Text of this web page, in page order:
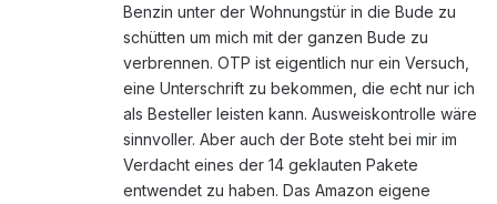
Benzin unter der Wohnungstür in die Bude zu
schütten um mich mit der ganzen Bude zu
verbrennen. OTP ist eigentlich nur ein Versuch,
eine Unterschrift zu bekommen, die echt nur ich
als Besteller leisten kann. Ausweiskontrolle wäre
sinnvoller. Aber auch der Bote steht bei mir im
Verdacht eines der 14 geklauten Pakete
entwendet zu haben. Das Amazon eigene